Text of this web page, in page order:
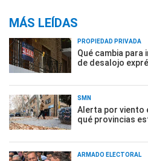
MÁS LEÍDAS
PROPIEDAD PRIVADA
Qué cambia
de desalojo
SMN
Alerta por viento
qué provincias
ARMADO ELECTORAL